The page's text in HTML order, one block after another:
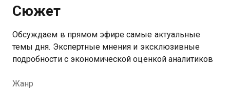
Сюжет
Обсуждаем в прямом эфире самые актуальные
темы дня. Экспертные мнения и эксклюзивные
подробности с экономической оценкой аналитиков
Жанр